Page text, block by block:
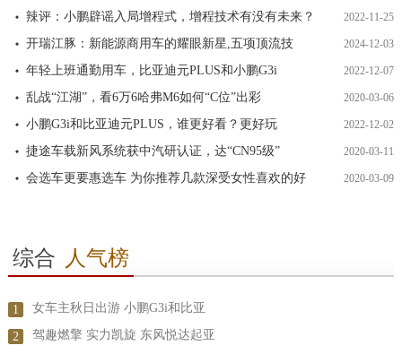
辣评：小鹏辟谣入局增程式，增程技术有没有未来？ 2022-11-25
开瑞江豚：​新能源商用车的耀眼新星,五项顶流技 2024-12-03
年轻上班通勤用车，比亚迪元PLUS和小鹏G3i 2022-12-07
乱战“江湖”，看6万6哈弗M6如何“C位”出彩 2020-03-06
小鹏G3i和比亚迪元PLUS，谁更好看？更好玩 2022-12-02
捷途车载新风系统获中汽研认证，达“CN95级” 2020-03-11
会选车更要惠选车 为你推荐几款深受女性喜欢的好 2020-03-09
综合 人气榜
1 女车主秋日出游 小鹏G3i和比亚
2 驾趣燃擎 实力凯旋 东风悦达起亚